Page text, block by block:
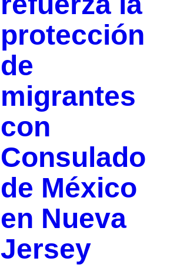
protección
de
migrantes
con
Consulado
de México
en Nueva
Jersey